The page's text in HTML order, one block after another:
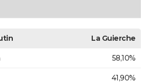
La Guierche
58,10%
41,90%